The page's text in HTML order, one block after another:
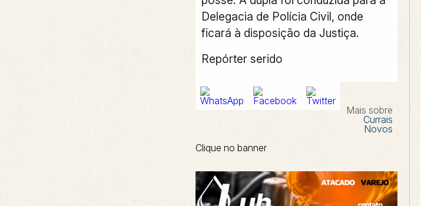
Delegacia de Polícia Civil, onde
ficará à disposição da Justiça.
Repórter serido
Mais sobre
Currais
Novos
Clique no banner